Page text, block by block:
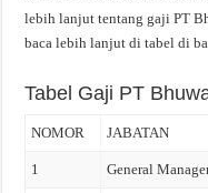
lebih lanjut tentang gaji PT
baca lebih lanjut di tabel di
Tabel Gaji PT
NOMOR JABATAN
1 General